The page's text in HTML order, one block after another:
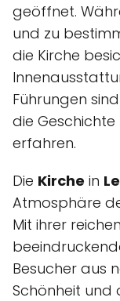
geöffnet.
und zu
die Kirche
Führungen
die
erfahren.
Die Kirche in
Atmosphäre
Mit ihrer reichen
Besucher aus
Schönheit und